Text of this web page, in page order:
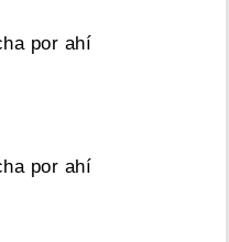
por ahí
por ahí